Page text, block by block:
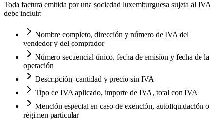
Toda factura emitida por una sociedad luxemburguesa sujeta al IVA
debe incluir:
Nombre completo, dirección y número de IVA del
vendedor y del comprador
Número secuencial único, fecha de emisión y fecha de la
operación
Descripción, cantidad y precio sin IVA
Tipo de IVA aplicado, importe de IVA, total con IVA
Mención especial en caso de exención, autoliquidación o
régimen particular